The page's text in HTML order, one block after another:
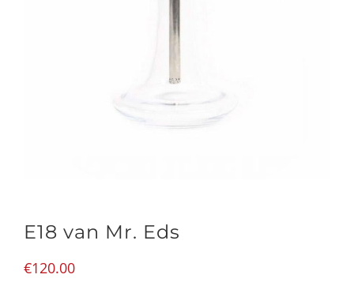
E18 van Mr. Eds
€120.00